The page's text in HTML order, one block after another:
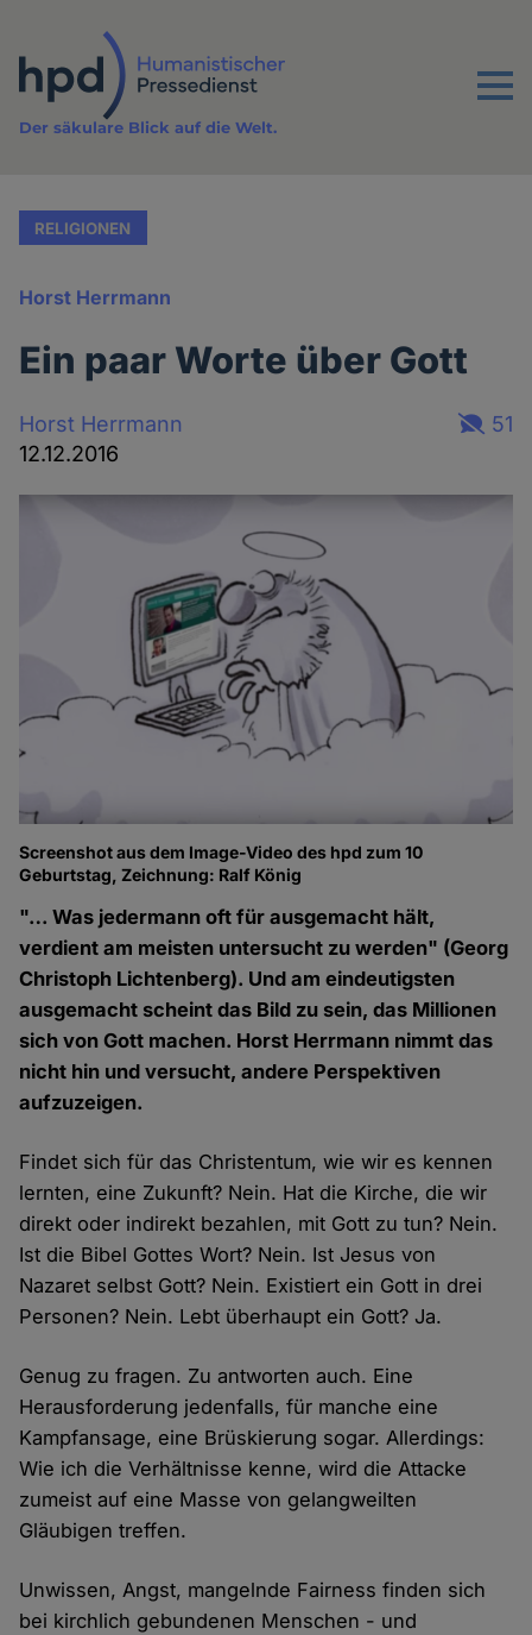
Inhalt
Menu
Der säkulare Blick auf die Welt.
RELIGIONEN
Horst Herrmann
Ein paar Worte über Gott
Horst Herrmann
12.12.2016
51
Screenshot aus dem Image-Video des hpd zum 10
Geburtstag, Zeichnung: Ralf König
"… Was jedermann oft für ausgemacht hält,
verdient am meisten untersucht zu werden" (Georg
Christoph Lichtenberg). Und am eindeutigsten
ausgemacht scheint das Bild zu sein, das Millionen
sich von Gott machen. Horst Herrmann nimmt das
nicht hin und versucht, andere Perspektiven
aufzuzeigen.
Findet sich für das Christentum, wie wir es kennen
lernten, eine Zukunft? Nein. Hat die Kirche, die wir
direkt oder indirekt bezahlen, mit Gott zu tun? Nein.
Ist die Bibel Gottes Wort? Nein. Ist Jesus von
Nazaret selbst Gott? Nein. Existiert ein Gott in drei
Personen? Nein. Lebt überhaupt ein Gott? Ja.
Genug zu fragen. Zu antworten auch. Eine
Herausforderung jedenfalls, für manche eine
Kampfansage, eine Brüskierung sogar. Allerdings:
Wie ich die Verhältnisse kenne, wird die Attacke
zumeist auf eine Masse von gelangweilten
Gläubigen treffen.
Unwissen, Angst, mangelnde Fairness finden sich
bei kirchlich gebundenen Menschen - und